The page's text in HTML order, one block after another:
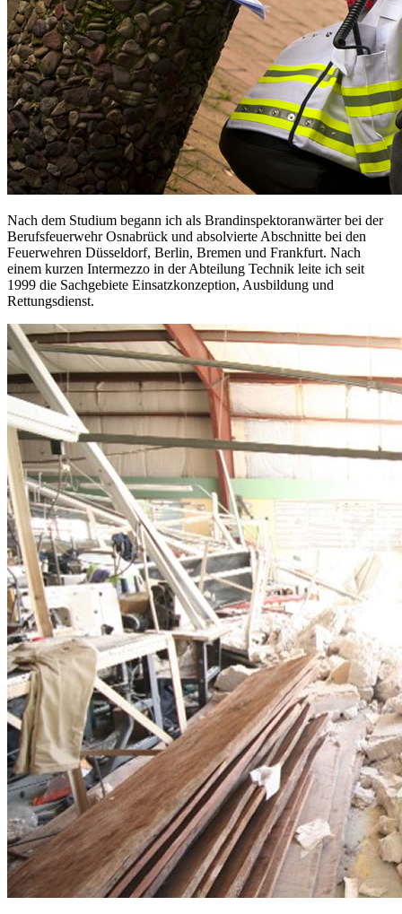
Nach dem Studium begann ich als Brandinspektoranwärter bei der
Berufsfeuerwehr Osnabrück und absolvierte Abschnitte bei den
Feuerwehren Düsseldorf, Berlin, Bremen und Frankfurt. Nach
einem kurzen Intermezzo in der Abteilung Technik leite ich seit
1999 die Sachgebiete Einsatzkonzeption, Ausbildung und
Rettungsdienst.